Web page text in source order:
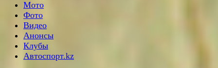
Мото
Фото
Видео
Анонсы
Клубы
Автоспорт.kz